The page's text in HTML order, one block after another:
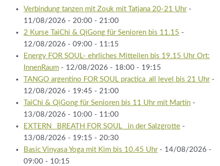
Verbindung tanzen mit Zouk mit Tatjana 20-21 Uhr-
11/08/2026 - 20:00 - 21:00
2 Kurse TaiChi & QiGong für Senioren bis 11.15 -
12/08/2026 - 09:00 - 11:15
Energy FOR SOUL- ehrliches Mitteilen bis 19.15 Uhr Ort:
InnenRaum - 12/08/2026 - 18:00 - 19:15
TANGO argentino FOR SOUL practica_all level bis 21 Uhr-
12/08/2026 - 19:45 - 21:00
TaiChi & QiGong für Senioren bis 11 Uhr mit Martin -
13/08/2026 - 10:00 - 11:00
EXTERN_ BREATH FOR SOUL _in der Salzgrotte -
13/08/2026 - 19:15 - 20:30
Basic Vinyasa Yoga mit Kim bis 10.45 Uhr- 14/08/2026 -
09:00 - 10:15